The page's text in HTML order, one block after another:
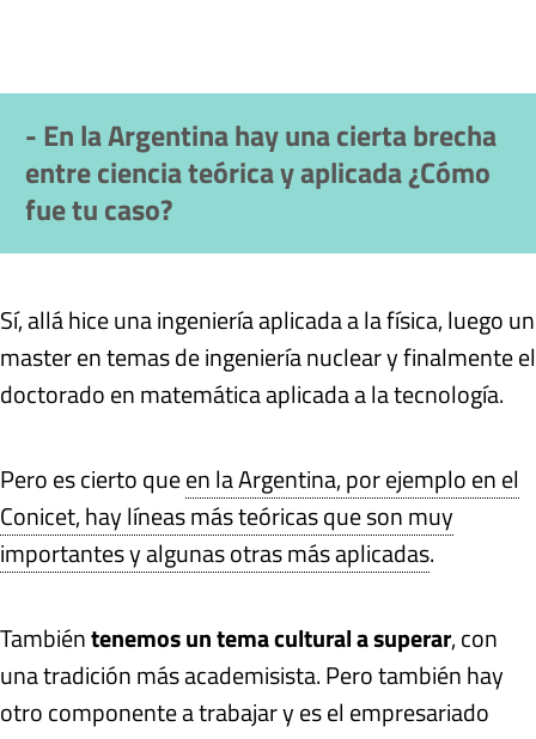
- En la Argentina hay una cierta brecha
entre ciencia teórica y aplicada ¿Cómo
fue tu caso?
Sí, allá hice una ingeniería aplicada a la física, luego un
master en temas de ingeniería nuclear y finalmente el
doctorado en matemática aplicada a la tecnología.
Pero es cierto queen la Argentina, por ejemplo en el
Conicet, hay líneas más teóricas que son muy
importantes y algunas otras más aplicadas.
Tambiéntenemos un tema cultural a superar, con
una tradición más academisista. Pero también hay
otro componente a trabajar y es el empresariado